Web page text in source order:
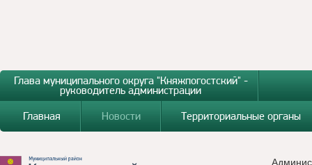
Глава муниципального округа "Княжпогостский" -
руководитель администрации
Главная
Новости Территориальные органы